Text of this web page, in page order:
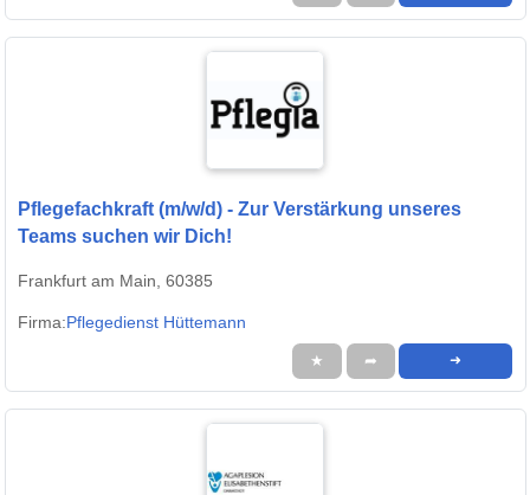
Pflegefachkraft (m/w/d) - Zur Verstärkung unseres
Teams suchen wir Dich!
Frankfurt am Main, 60385
Firma:Pflegedienst Hüttemann
★ ➦ ➜